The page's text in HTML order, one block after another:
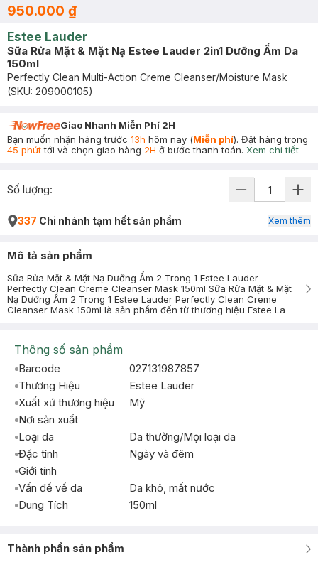
950.000 ₫
Estee Lauder
Sữa Rửa Mặt & Mặt Nạ Estee Lauder 2in1 Dưỡng Ẩm Da
150ml
Perfectly Clean Multi-Action Creme Cleanser/Moisture Mask
(SKU: 209000105)
Giao Nhanh Miễn Phí 2H
Bạn muốn nhận hàng trước 13h hôm nay (Miễn phí). Đặt hàng trong
45 phúttới và chọn giao hàng 2H ở bước thanh toán. Xem chi tiết
Số lượng:
337 Chi nhánh tạm hết sản phẩm Xem thêm
Mô tả sản phẩm
Sữa Rửa Mặt & Mặt Nạ Dưỡng Ẩm 2 Trong 1 Estee Lauder
Perfectly Clean Creme Cleanser Mask 150ml Sữa Rửa Mặt & Mặt
Nạ Dưỡng Ẩm 2 Trong 1 Estee Lauder Perfectly Clean Creme
Cleanser Mask 150ml là sản phẩm đến từ thương hiệu Estee La
Thông số sản phẩm
Barcode
027131987857
Thương Hiệu
Estee Lauder
Xuất xứ thương hiệu
Mỹ
Nơi sản xuất
Loại da
Da thường/Mọi loại da
Đặc tính
Ngày và đêm
Giới tính
Vấn đề về da
Da khô, mất nước
Dung Tích
150ml
Thành phần sản phẩm